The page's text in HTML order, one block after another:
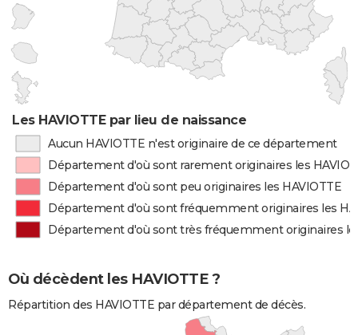
Les HAVIOTTE par lieu de naissance
Aucun HAVIOTTE n'est originaire de ce département
Département d'où sont rarement originaires les
Département d'où sont peu originaires les HAVIOTTE
Département d'où sont fréquemment originaires les
Département d'où sont très fréquemment originaires
Où décèdent les HAVIOTTE ?
Répartition des HAVIOTTE par département de décès.